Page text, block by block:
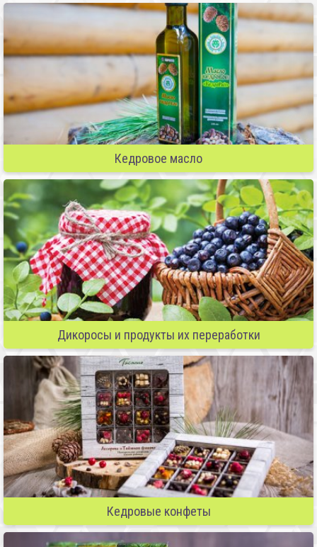
Кедровое масло
Дикоросы и продукты их переработки
Кедровые конфеты